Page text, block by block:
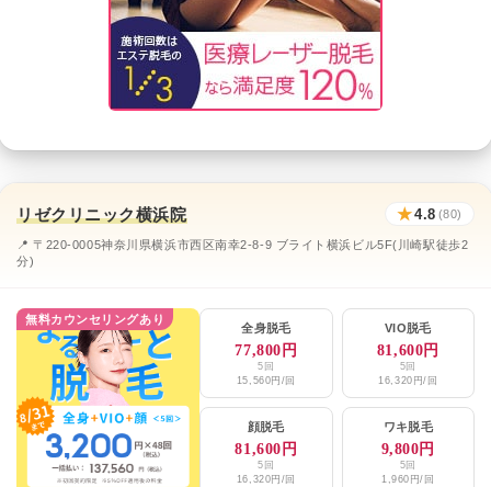
リゼクリニック横浜院 ★4.8 (80)
📍 〒220-0005神奈川県横浜市西区南幸2-8-9 ブライト横浜ビル5F(川崎駅徒歩2
分)
無料カウンセリングあり
全身脱毛
77,800円
5回
15,560円/回
VIO脱毛
81,600円
5回
16,320円/回
顔脱毛
81,600円
5回
16,320円/回
ワキ脱毛
9,800円
5回
1,960円/回